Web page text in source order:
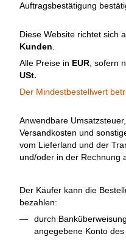
Auftragsbestätigung
Diese Website richtet sich
Kunden
Alle Preise in EUR , sofern
USt.
Der Mindestbestellwert
Anwendbare
Versandkosten und
vom Lieferland und der
und/oder in der Rechnung
Der Käufer kann die
bezahlen:
durch
angegebene Konto des